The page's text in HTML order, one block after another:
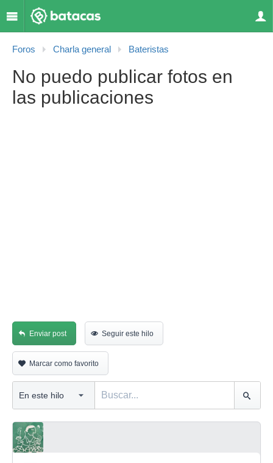
Foros Charla general Bateristas
No puedo publicar fotos en
las publicaciones
Enviar post Seguir este hilo
Marcar como favorito